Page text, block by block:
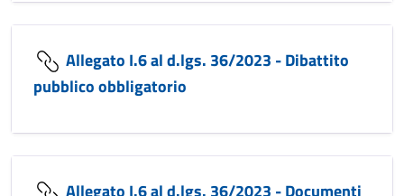
Allegato I.6 al d.lgs. 36/2023 - Dibattito
pubblico obbligatorio
Allegato I.6 al d.lgs. 36/2023 - Documenti